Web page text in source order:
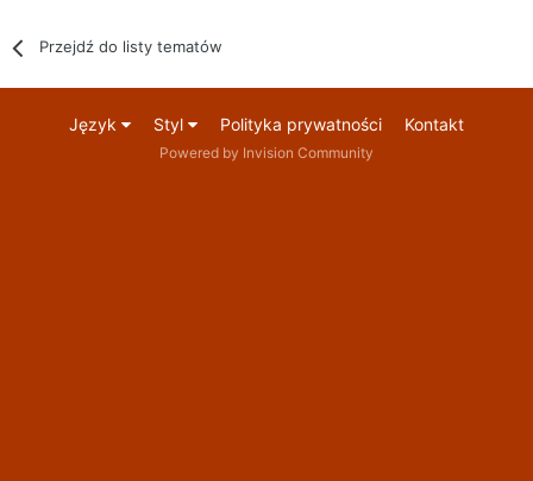
Przejdź do listy tematów
Język Styl Polityka prywatności Kontakt
Powered by Invision Community